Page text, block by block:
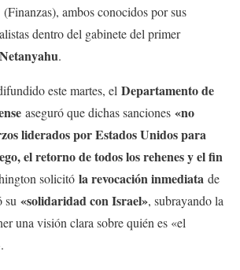
(Finanzas), ambos conocidos por sus
dentro del gabinete del primer
.
este martes, el Departamento de
aseguró que dichas sanciones «no
liderados por Estados Unidos para
el retorno de todos los rehenes y el fin
solicitó la revocación inmediata de
su «solidaridad con Israel», subrayando la
una visión clara sobre quién es «el